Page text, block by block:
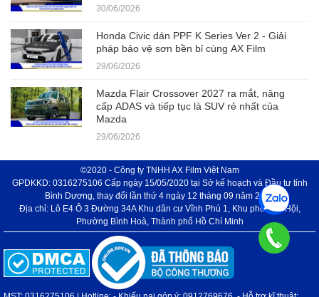
30/06/2026
Honda Civic dán PPF K Series Ver 2 - Giải
pháp bảo vệ sơn bền bỉ cùng AX Film
29/06/2026
Mazda Flair Crossover 2027 ra mắt, nâng
cấp ADAS và tiếp tục là SUV rẻ nhất của
Mazda
29/06/2026
©2020 - Công ty TNHH AX Film Việt Nam
GPDKKD: 0316275106 Cấp ngày 15/05/2020 tại Sở kế hoạch và Đầu tư tỉnh
Bình Dương, thay đổi lần thứ 4 ngày 12 tháng 09 năm 2024
Địa chỉ: Lô E4 Ô 3 Đường 34A Khu dân cư Vĩnh Phú 1, Khu phố Phú Hội,
Phường Bình Hoà, Thành phố Hồ Chí Minh